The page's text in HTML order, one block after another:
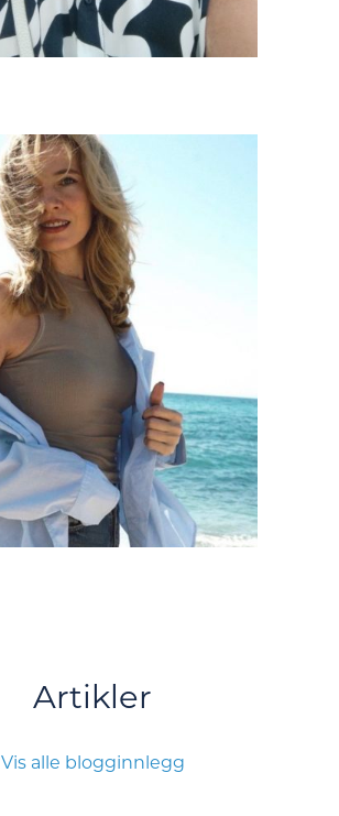
Artikler
Vis alle blogginnlegg